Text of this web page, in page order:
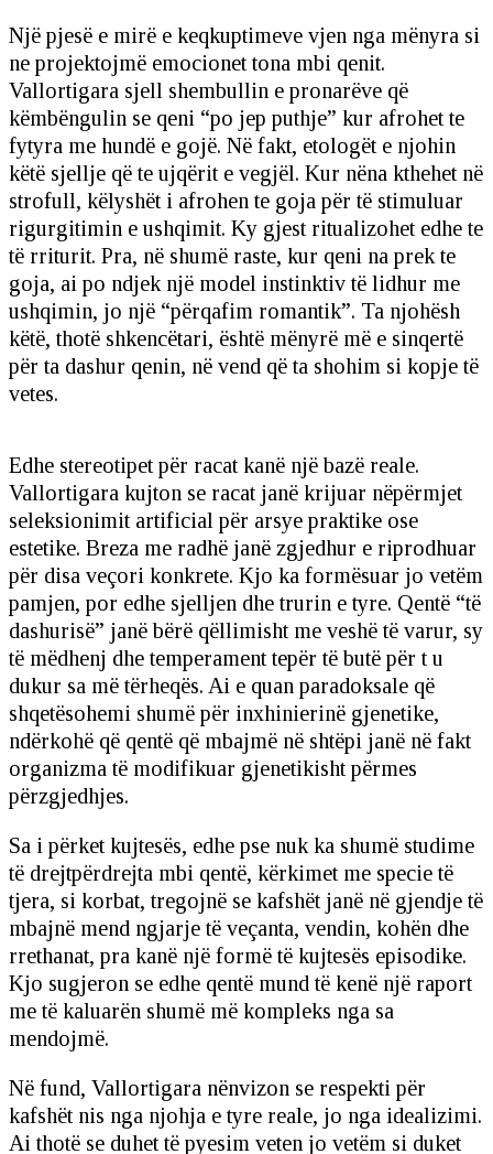
Një pjesë e mirë e keqkuptimeve vjen nga mënyra si
ne projektojmë emocionet tona mbi qenit.
Vallortigara sjell shembullin e pronarëve që
këmbëngulin se qeni “po jep puthje” kur afrohet te
fytyra me hundë e gojë. Në fakt, etologët e njohin
këtë sjellje që te ujqërit e vegjël. Kur nëna kthehet në
strofull, këlyshët i afrohen te goja për të stimuluar
rigurgitimin e ushqimit. Ky gjest ritualizohet edhe te
të rriturit. Pra, në shumë raste, kur qeni na prek te
goja, ai po ndjek një model instinktiv të lidhur me
ushqimin, jo një “përqafim romantik”. Ta njohësh
këtë, thotë shkencëtari, është mënyrë më e sinqertë
për ta dashur qenin, në vend që ta shohim si kopje të
vetes.
Edhe stereotipet për racat kanë një bazë reale.
Vallortigara kujton se racat janë krijuar nëpërmjet
seleksionimit artificial për arsye praktike ose
estetike. Breza me radhë janë zgjedhur e riprodhuar
për disa veçori konkrete. Kjo ka formësuar jo vetëm
pamjen, por edhe sjelljen dhe trurin e tyre. Qentë “të
dashurisë” janë bërë qëllimisht me veshë të varur, sy
të mëdhenj dhe temperament tepër të butë për t u
dukur sa më tërheqës. Ai e quan paradoksale që
shqetësohemi shumë për inxhinierinë gjenetike,
ndërkohë që qentë që mbajmë në shtëpi janë në fakt
organizma të modifikuar gjenetikisht përmes
përzgjedhjes.
Sa i përket kujtesës, edhe pse nuk ka shumë studime
të drejtpërdrejta mbi qentë, kërkimet me specie të
tjera, si korbat, tregojnë se kafshët janë në gjendje të
mbajnë mend ngjarje të veçanta, vendin, kohën dhe
rrethanat, pra kanë një formë të kujtesës episodike.
Kjo sugjeron se edhe qentë mund të kenë një raport
me të kaluarën shumë më kompleks nga sa
mendojmë.
Në fund, Vallortigara nënvizon se respekti për
kafshët nis nga njohja e tyre reale, jo nga idealizimi.
Ai thotë se duhet të pyesim veten jo vetëm si duket